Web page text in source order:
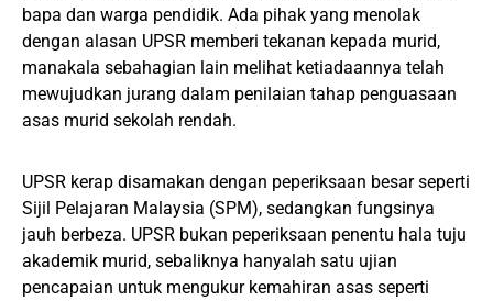
bapa dan warga pendidik. Ada pihak yang menolak
dengan alasan UPSR memberi tekanan kepada murid,
manakala sebahagian lain melihat ketiadaannya telah
mewujudkan jurang dalam penilaian tahap penguasaan
asas murid sekolah rendah.
UPSR kerap disamakan dengan peperiksaan besar seperti
Sijil Pelajaran Malaysia (SPM), sedangkan fungsinya
jauh berbeza. UPSR bukan peperiksaan penentu hala tuju
akademik murid, sebaliknya hanyalah satu ujian
pencapaian untuk mengukur kemahiran asas seperti